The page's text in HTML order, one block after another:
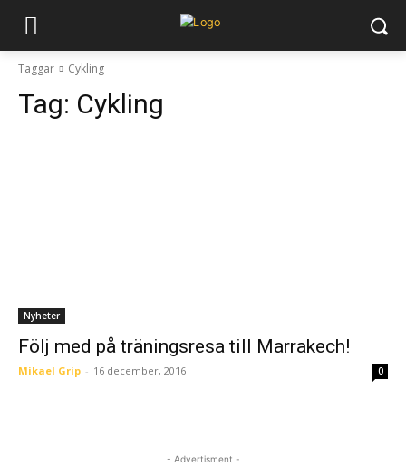
Taggar Cykling
Tag: Cykling
Nyheter
Följ med på träningsresa till Marrakech!
Mikael Grip - 16 december, 2016 0
- Advertisment -